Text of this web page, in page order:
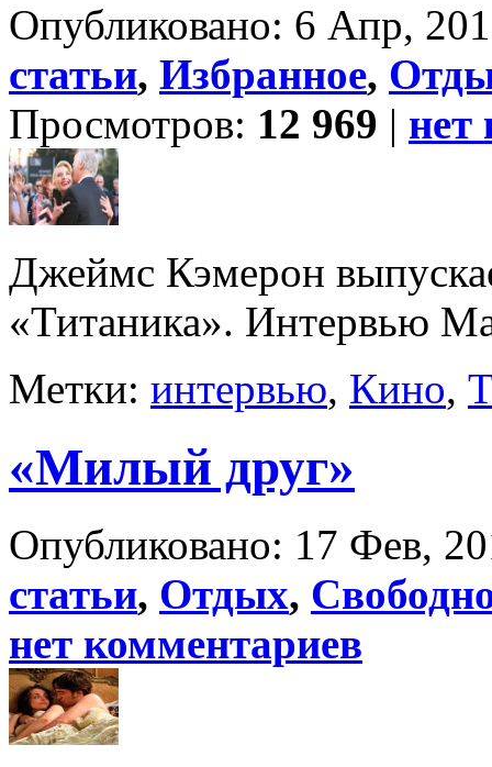
Опубликовано: 6 Апр,
статьи, Избранное,
Просмотров: 12 969 | нет
Джеймс Кэмерон
«Титаника». Интервью
Метки: интервью, Кино,
«Милый друг»
Опубликовано: 17 Фев,
статьи, Отдых,
нет комментариев